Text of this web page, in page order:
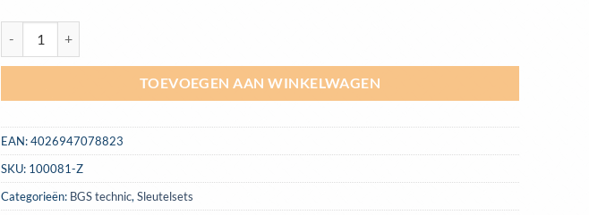
TOEVOEGEN AAN WINKELWAGEN
EAN:4026947078823
SKU: 100081-Z
Categorieën: BGS technic, Sleutelsets